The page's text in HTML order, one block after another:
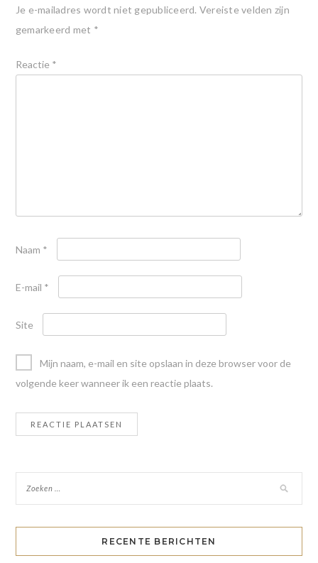
Je e-mailadres wordt niet gepubliceerd. Vereiste velden zijn
gemarkeerd met *
Reactie *
Naam *
E-mail *
Site
Mijn naam, e-mail en site opslaan in deze browser voor de
volgende keer wanneer ik een reactie plaats.
RECENTE BERICHTEN